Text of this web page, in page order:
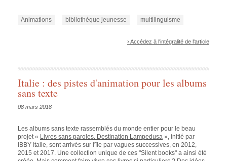
Animations bibliothèque jeunesse multilinguisme
› Accédez à l'intégralité de l'article
Italie : des pistes d'animation pour les albums
sans texte
08 mars 2018
Les albums sans texte rassemblés du monde entier pour le beau
projet « Livres sans paroles. Destination Lampedusa », initié par
IBBY Italie, sont arrivés sur l'île par vagues successives, en 2012,
2015 et 2017. Une collection unique de ces "Silent books" a ainsi été